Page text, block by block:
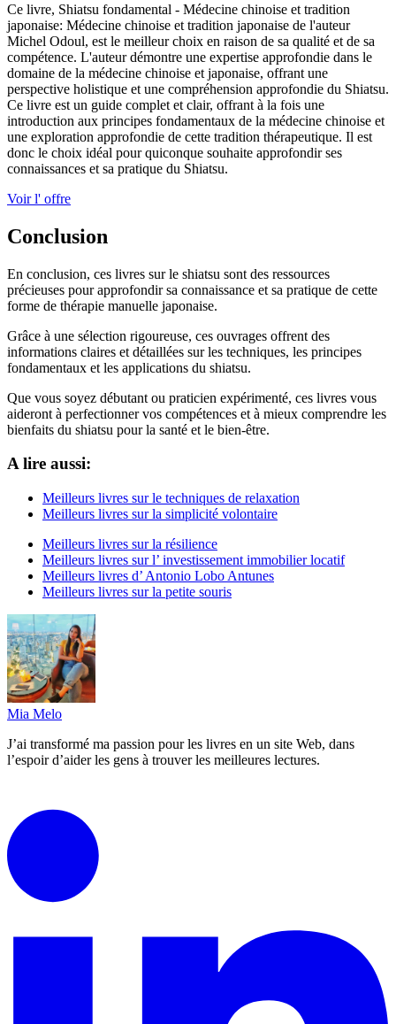
Ce livre, Shiatsu fondamental - Médecine chinoise et tradition
japonaise: Médecine chinoise et tradition japonaise de l'auteur
Michel Odoul, est le meilleur choix en raison de sa qualité et de sa
compétence. L'auteur démontre une expertise approfondie dans le
domaine de la médecine chinoise et japonaise, offrant une
perspective holistique et une compréhension approfondie du Shiatsu.
Ce livre est un guide complet et clair, offrant à la fois une
introduction aux principes fondamentaux de la médecine chinoise et
une exploration approfondie de cette tradition thérapeutique. Il est
donc le choix idéal pour quiconque souhaite approfondir ses
connaissances et sa pratique du Shiatsu.
Voir l' offre
Conclusion
En conclusion, ces livres sur le shiatsu sont des ressources
précieuses pour approfondir sa connaissance et sa pratique de cette
forme de thérapie manuelle japonaise.
Grâce à une sélection rigoureuse, ces ouvrages offrent des
informations claires et détaillées sur les techniques, les principes
fondamentaux et les applications du shiatsu.
Que vous soyez débutant ou praticien expérimenté, ces livres vous
aideront à perfectionner vos compétences et à mieux comprendre les
bienfaits du shiatsu pour la santé et le bien-être.
A lire aussi:
Meilleurs livres sur le techniques de relaxation
Meilleurs livres sur la simplicité volontaire
Meilleurs livres sur la résilience
Meilleurs livres sur l’ investissement immobilier locatif
Meilleurs livres d’ Antonio Lobo Antunes
Meilleurs livres sur la petite souris
Mia Melo
J’ai transformé ma passion pour les livres en un site Web, dans
l’espoir d’aider les gens à trouver les meilleures lectures.